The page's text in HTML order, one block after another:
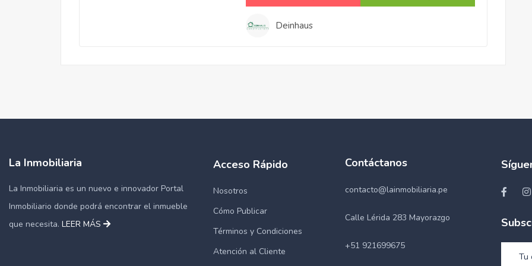
Deinhaus
La Inmobiliaria
La Inmobiliaria es un nuevo e innovador Portal
Inmobiliario donde podrá encontrar el inmueble
que necesita. LEER MÁS
Acceso Rápido
Nosotros
Cómo Publicar
Términos y Condiciones
Atención al Cliente
Contáctanos
contacto@lainmobiliaria.pe
Calle Lérida 283 Mayorazgo
+51 921699675